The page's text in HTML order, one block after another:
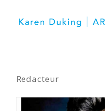
Redacteur